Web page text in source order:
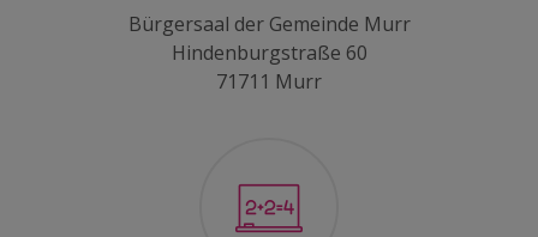
Bürgersaal der Gemeinde Murr
Hindenburgstraße 60
71711 Murr